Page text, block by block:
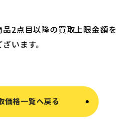
2点目以降の買取上限金額を
います。
価格一覧へ戻る